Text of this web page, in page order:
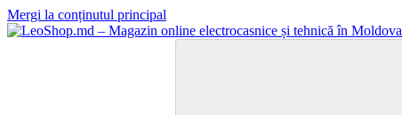
Mergi la conținutul principal